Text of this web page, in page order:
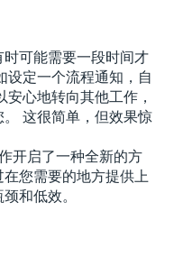
可能需要一段时间才
设定一个流程通知，自
心地转向其他工作，
这很简单，但效果惊
开启了一种全新的方
您需要的地方提供上
和低效。